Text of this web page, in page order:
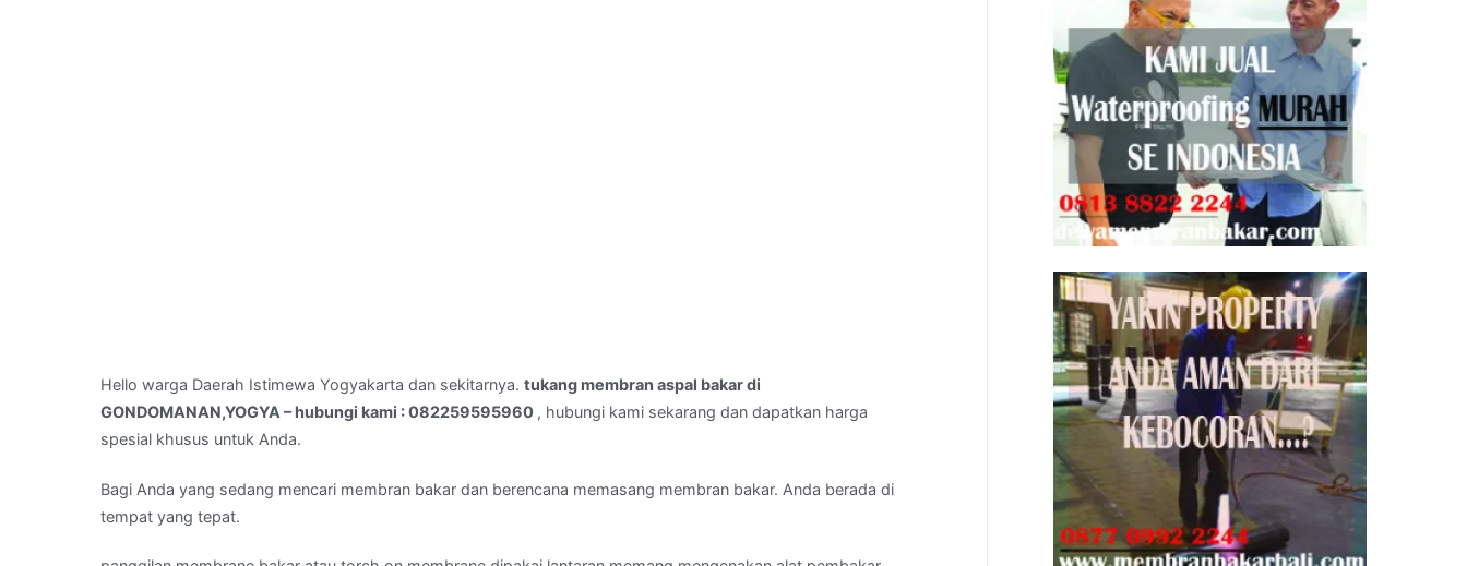
Hello warga Daerah Istimewa Yogyakarta dan sekitarnya. tukang membran aspal bakar di
GONDOMANAN,YOGYA – hubungi kami : 082259595960 , hubungi kami sekarang dan dapatkan harga
spesial khusus untuk Anda.
Bagi Anda yang sedang mencari membran bakar dan berencana memasang membran bakar. Anda berada di
tempat yang tepat.